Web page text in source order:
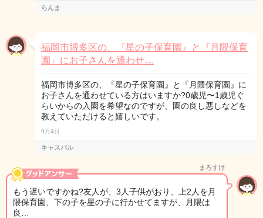
らんま
福岡市博多区の、『星の子保育園』と『月隈保育
園』にお子さんを通わせ…
福岡市博多区の、『星の子保育園』と『月隈保育園』に
お子さんを通わせている方はいますか?0歳児〜1歳児ぐ
らいからの入園を希望なのですが、園の良し悪しなどを
教えていただけると嬉しいです。
9月4日
キャスバル
まろすけ
もう遅いですかね?友人が、3人子供がおり、上2人を月
隈保育園、下の子を星の子に行かせてますが、月隈は
良…